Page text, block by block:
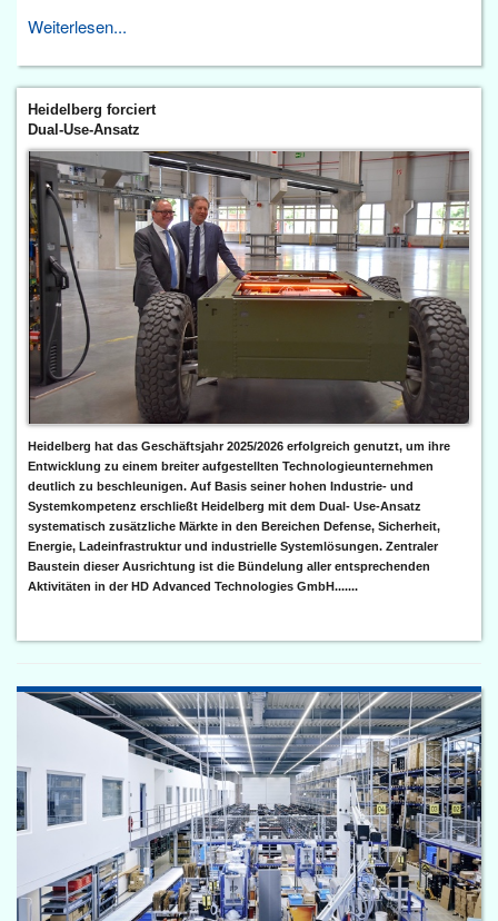
Weiterlesen...
Heidelberg forciert
Dual-Use-Ansatz
Heidelberg hat das Geschäftsjahr 2025/2026 erfolgreich genutzt, um ihre
Entwicklung zu einem breiter aufgestellten Technologieunternehmen
deutlich zu beschleunigen. Auf Basis seiner hohen Industrie- und
Systemkompetenz erschließt Heidelberg mit dem Dual- Use-Ansatz
systematisch zusätzliche Märkte in den Bereichen Defense, Sicherheit,
Energie, Ladeinfrastruktur und industrielle Systemlösungen. Zentraler
Baustein dieser Ausrichtung ist die Bündelung aller entsprechenden
Aktivitäten in der HD Advanced Technologies GmbH.......